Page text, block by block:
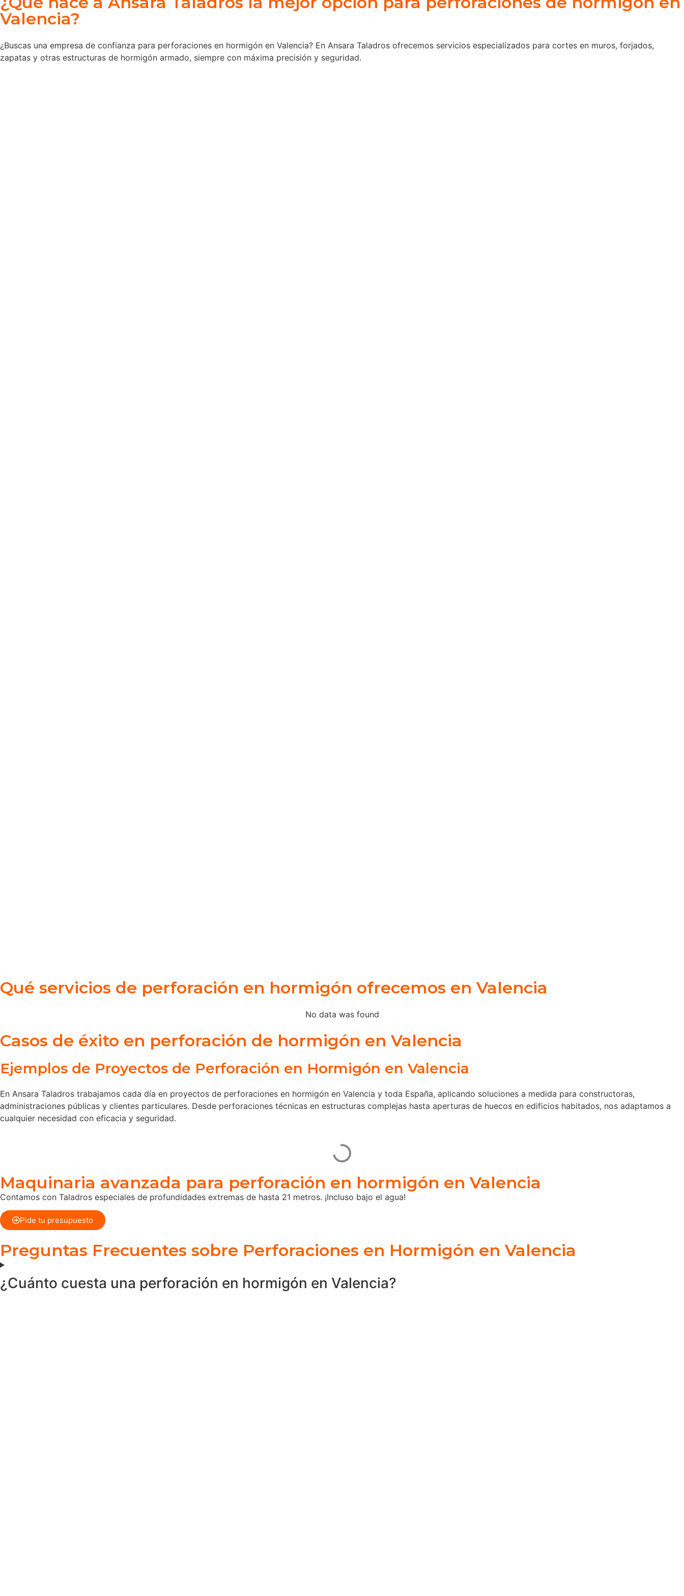
Valencia?
¿Buscas una empresa de confianza para perforaciones en hormigón en Valencia? En Ansara Taladros ofrecemos servicios especializados para cortes en muros, forjados,
zapatas y otras estructuras de hormigón armado, siempre con máxima precisión y seguridad.
Qué servicios de perforación en hormigón ofrecemos en Valencia
No data was found
Casos de éxito en perforación de hormigón en Valencia
Ejemplos de Proyectos de Perforación en Hormigón en Valencia
En Ansara Taladros trabajamos cada día en proyectos de perforaciones en hormigón en Valencia y toda España, aplicando soluciones a medida para constructoras,
administraciones públicas y clientes particulares. Desde perforaciones técnicas en estructuras complejas hasta aperturas de huecos en edificios habitados, nos adaptamos a
cualquier necesidad con eficacia y seguridad.
Maquinaria avanzada para perforación en hormigón en Valencia
Contamos con Taladros especiales de profundidades extremas de hasta 21 metros. ¡Incluso bajo el agua!
Pide tu presupuesto
Preguntas Frecuentes sobre Perforaciones en Hormigón en Valencia
¿Cuánto cuesta una perforación en hormigón en Valencia?